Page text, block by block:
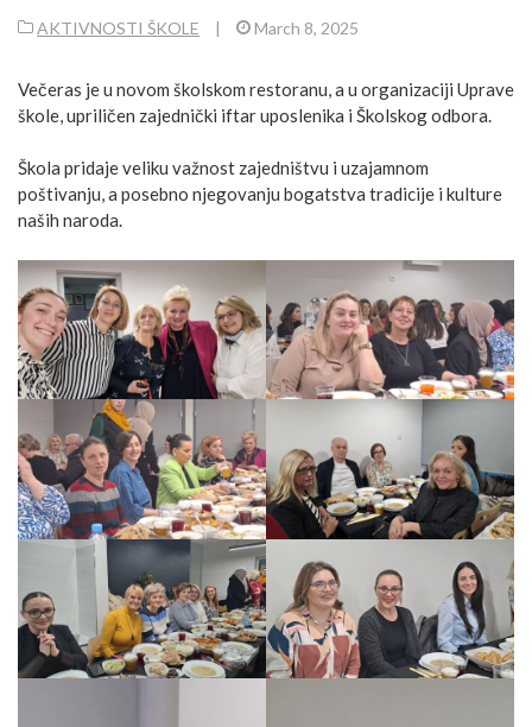
AKTIVNOSTI ŠKOLE | March 8, 2025
Večeras je u novom školskom restoranu, a u organizaciji Uprave
škole, upriličen zajednički iftar uposlenika i Školskog odbora.
Škola pridaje veliku važnost zajedništvu i uzajamnom
poštivanju, a posebno njegovanju bogatstva tradicije i kulture
naših naroda.